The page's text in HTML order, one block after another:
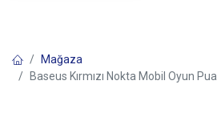
Mağaza
Baseus Kırmızı Nokta Mobil Oyun